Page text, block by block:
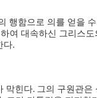
행함으로 의를 얻을
여 대속하신 그리스도
다.
막힌다. 그의 구원관은